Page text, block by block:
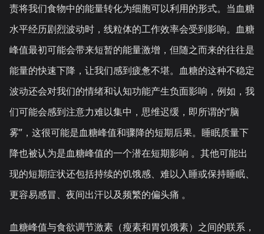
责将我们食物中的能量转化为细胞可以利用的形式。当血糖
水平经历剧烈波动时，线粒体的工作效率会受到影响。血糖
峰值最初可能会带来短暂的能量激增，但随之而来的往往是
能量的快速下降，让我们感到疲惫不堪。血糖的这种不稳定
波动还会对我们的情绪和认知功能产生负面影响，例如，我
们可能会感到注意力难以集中，思维迟缓，即所谓的“脑
雾”，这很可能是血糖峰值和骤降的短期后果。睡眠质量下
降也被认为是血糖峰值的一个潜在短期影响 。其他可能出
现的短期症状还包括持续的饥饿感、难以入睡或保持睡眠、
更容易感冒、夜间出汗以及频繁的偏头痛 。
血糖峰值与食欲调节激素（瘦素和胃饥饿素）之间的联系，